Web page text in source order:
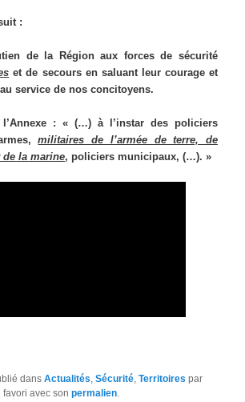
:
de la Région aux forces de sécurité
et de secours en saluant leur courage et
service de nos concitoyens.
: « (…) à l’instar des policiers
militaires de l’armée de terre, de
de la marine, policiers municipaux, (…). »
dansActualités,Sécurité,Territoires par
favori avec sonpermalien.